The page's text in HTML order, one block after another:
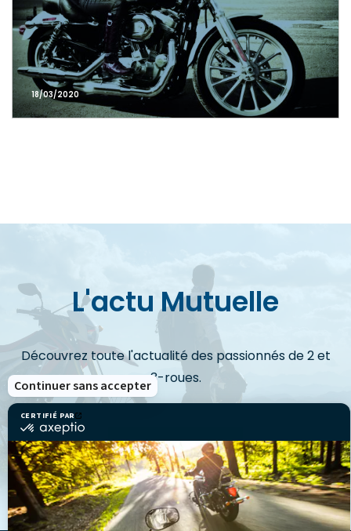
CERTIFIÉ PAR
certifié
Axeptio
-
En
savoir
plus
sur
Axeptio
Continuer sans accepter
18/03/2020
L'actu Mutuelle
Découvrez toute l'actualité des passionnés de 2 et
3-roues.
VOIR LES ACTUS